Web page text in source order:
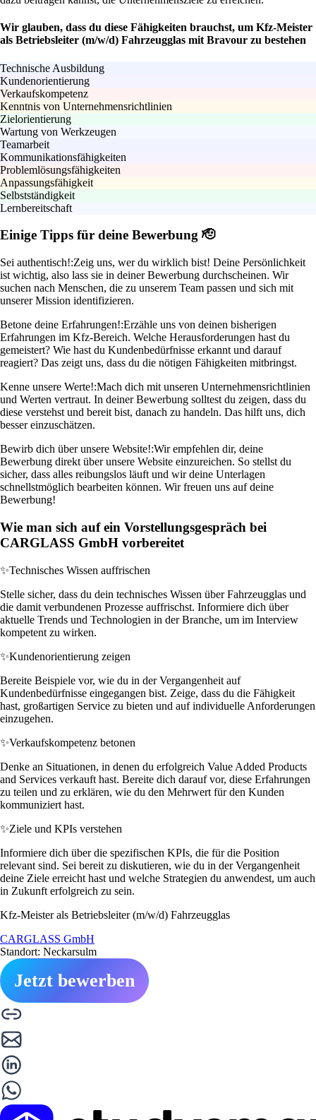
Wir glauben, dass du diese Fähigkeiten brauchst, um Kfz-Meister
als Betriebsleiter (m/w/d) Fahrzeugglas mit Bravour zu bestehen
Technische Ausbildung
Kundenorientierung
Verkaufskompetenz
Kenntnis von Unternehmensrichtlinien
Zielorientierung
Wartung von Werkzeugen
Teamarbeit
Kommunikationsfähigkeiten
Problemlösungsfähigkeiten
Anpassungsfähigkeit
Selbstständigkeit
Lernbereitschaft
Einige Tipps für deine Bewerbung 🫡
Sei authentisch!:Zeig uns, wer du wirklich bist! Deine Persönlichkeit
ist wichtig, also lass sie in deiner Bewerbung durchscheinen. Wir
suchen nach Menschen, die zu unserem Team passen und sich mit
unserer Mission identifizieren.
Betone deine Erfahrungen!:Erzähle uns von deinen bisherigen
Erfahrungen im Kfz-Bereich. Welche Herausforderungen hast du
gemeistert? Wie hast du Kundenbedürfnisse erkannt und darauf
reagiert? Das zeigt uns, dass du die nötigen Fähigkeiten mitbringst.
Kenne unsere Werte!:Mach dich mit unseren Unternehmensrichtlinien
und Werten vertraut. In deiner Bewerbung solltest du zeigen, dass du
diese verstehst und bereit bist, danach zu handeln. Das hilft uns, dich
besser einzuschätzen.
Bewirb dich über unsere Website!:Wir empfehlen dir, deine
Bewerbung direkt über unsere Website einzureichen. So stellst du
sicher, dass alles reibungslos läuft und wir deine Unterlagen
schnellstmöglich bearbeiten können. Wir freuen uns auf deine
Bewerbung!
Wie man sich auf ein Vorstellungsgespräch bei
CARGLASS GmbH vorbereitet
✨Technisches Wissen auffrischen
Stelle sicher, dass du dein technisches Wissen über Fahrzeugglas und
die damit verbundenen Prozesse auffrischst. Informiere dich über
aktuelle Trends und Technologien in der Branche, um im Interview
kompetent zu wirken.
✨Kundenorientierung zeigen
Bereite Beispiele vor, wie du in der Vergangenheit auf
Kundenbedürfnisse eingegangen bist. Zeige, dass du die Fähigkeit
hast, großartigen Service zu bieten und auf individuelle Anforderungen
einzugehen.
✨Verkaufskompetenz betonen
Denke an Situationen, in denen du erfolgreich Value Added Products
and Services verkauft hast. Bereite dich darauf vor, diese Erfahrungen
zu teilen und zu erklären, wie du den Mehrwert für den Kunden
kommuniziert hast.
✨Ziele und KPIs verstehen
Informiere dich über die spezifischen KPIs, die für die Position
relevant sind. Sei bereit zu diskutieren, wie du in der Vergangenheit
deine Ziele erreicht hast und welche Strategien du anwendest, um auch
in Zukunft erfolgreich zu sein.
Kfz-Meister als Betriebsleiter (m/w/d) Fahrzeugglas
CARGLASS GmbH
Standort: Neckarsulm
Jetzt bewerben